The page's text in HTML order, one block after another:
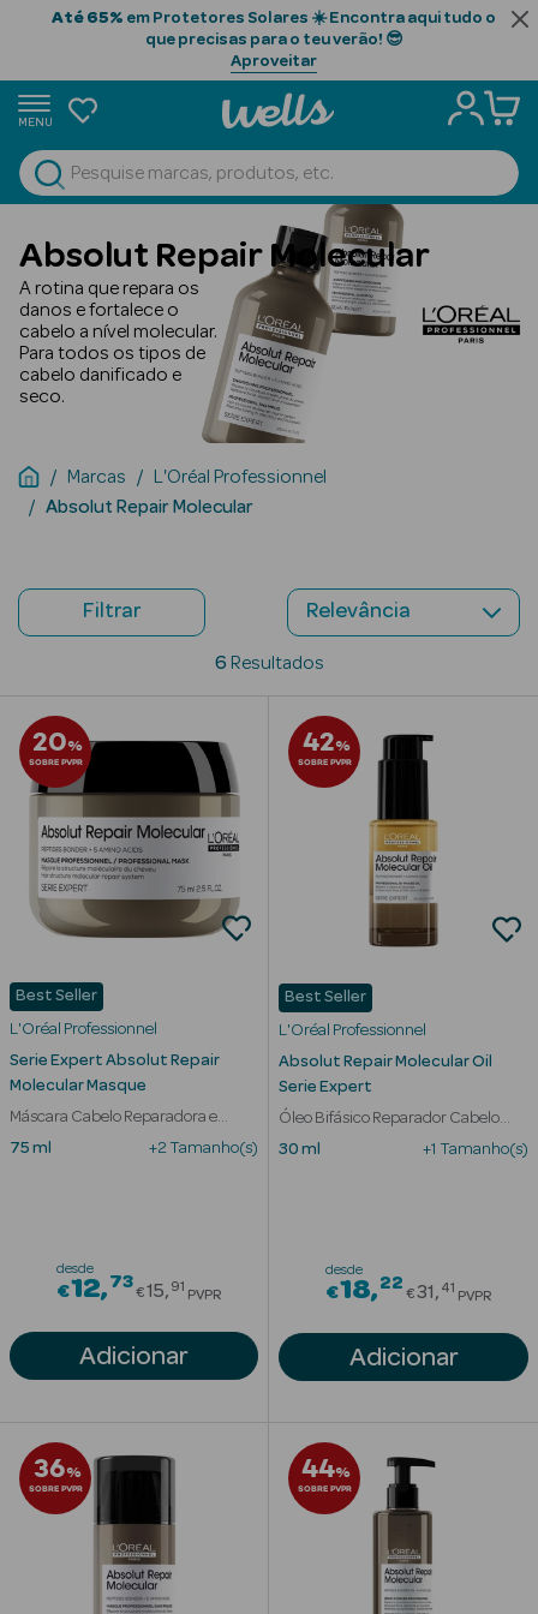
Até 65% em Protetores Solares ☀️ Encontra aqui tudo o
que precisas para o teu verão! 😎
Aproveitar
MENU
Ver Tudo
Beauty Season
Cabelo
Profissional
Beauty Season
Beauty Season
Cosmética
Cuidados de
Cabelo
Maquilhagem
Beauty Season
Luxo
Beauty Season
Nutricosmética
Perfumes
Beauty Season
Solares
Absolut Repair Molecular
A rotina que repara os
danos e fortalece o
cabelo a nível molecular.
Para todos os tipos de
cabelo danificado e
seco.
Marcas
L'Oréal Professionnel
Absolut Repair Molecular
Filtrar
6 Resultados
20%
SOBRE PVPR
Best Seller
L'Oréal Professionnel
Serie Expert Absolut Repair
Molecular Masque
Máscara Cabelo Reparadora e
Fortalecedora
75 ml +2 Tamanho(s)
desde
€12 73Price reduced from
€15 91
PVPR
Adicionar
42%
SOBRE PVPR
Best Seller
L'Oréal Professionnel
Absolut Repair Molecular Oil
Serie Expert
Óleo Bifásico Reparador Cabelo
Danificado
30 ml +1 Tamanho(s)
desde
€18 22Price
€31 41
PVPR
Adicionar
36%
SOBRE PVPR
44%
SOBRE PVPR